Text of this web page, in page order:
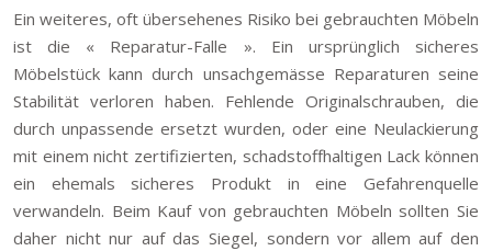
Ein weiteres, oft übersehenes Risiko bei gebrauchten Möbeln
ist die « Reparatur-Falle ». Ein ursprünglich sicheres
Möbelstück kann durch unsachgemässe Reparaturen seine
Stabilität verloren haben. Fehlende Originalschrauben, die
durch unpassende ersetzt wurden, oder eine Neulackierung
mit einem nicht zertifizierten, schadstoffhaltigen Lack können
ein ehemals sicheres Produkt in eine Gefahrenquelle
verwandeln. Beim Kauf von gebrauchten Möbeln sollten Sie
daher nicht nur auf das Siegel, sondern vor allem auf den